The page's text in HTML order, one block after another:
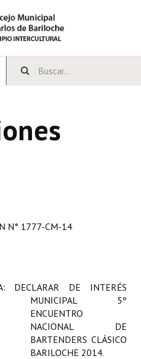
N° 1777-CM-14
DECLARAR DE INTERÉS
MUNICIPAL 5º
ENCUENTRO
NACIONAL DE
BARTENDERS CLÁSICO
BARILOCHE 2014.